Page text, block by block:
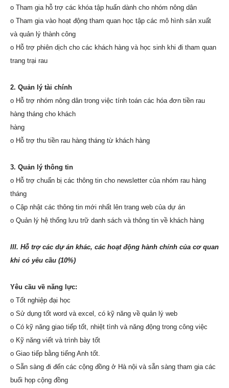
o Tham gia hỗ trợ các khóa tập huấn dành cho nhóm nông dân
o Tham gia vào hoạt động tham quan học tập các mô hình sản xuất
và quản lý thành công
o Hỗ trợ phiên dịch cho các khách hàng và học sinh khi đi tham quan
trang trại rau
2. Quản lý tài chính
o Hỗ trợ nhóm nông dân trong việc tính toán các hóa đơn tiền rau
hàng tháng cho khách
hàng
o Hỗ trợ thu tiền rau hàng tháng từ khách hàng
3. Quản lý thông tin
o Hỗ trợ chuẩn bị các thông tin cho newsletter của nhóm rau hàng
tháng
o Cập nhật các thông tin mới nhất lên trang web của dự án
o Quản lý hệ thống lưu trữ danh sách và thông tin về khách hàng
III. Hỗ trợ các dự án khác, các hoạt động hành chính của cơ quan
khi có yêu cầu (10%)
Yêu cầu về năng lực:
o Tốt nghiệp đại học
o Sử dụng tốt word và excel, có kỹ năng về quản lý web
o Có kỹ năng giao tiếp tốt, nhiệt tình và năng động trong công việc
o Kỹ năng viết và trình bày tốt
o Giao tiếp bằng tiếng Anh tốt.
o Sẵn sàng đi đến các cộng đồng ở Hà nội và sẵn sàng tham gia các
buổi họp cộng đồng